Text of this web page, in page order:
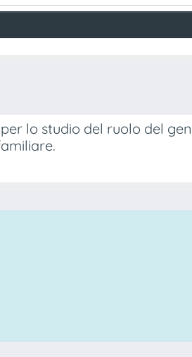
lo studio del ruolo del